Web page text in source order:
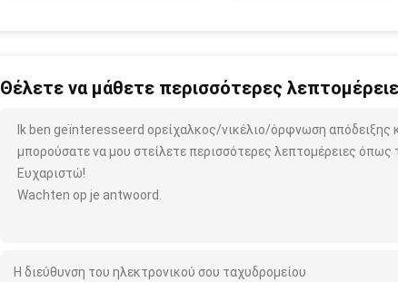
Θέλετε να μάθετε περισσότερες
Ik ben geïnteresseerd ορείχαλκος/νικέλιο/όρφνωση
μπορούσατε να μου στείλετε περισσότερες λεπτομέρειες όπως
Ευχαριστώ!
Wachten op je antwoord.